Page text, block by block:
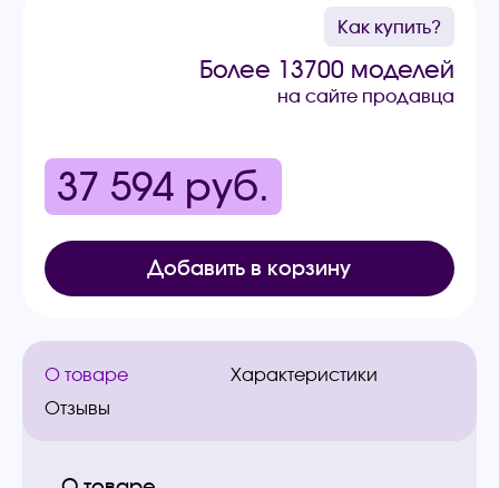
Как купить?
Более 13700 моделей
на сайте продавца
37 594 руб.
Добавить в корзину
О товаре
Характеристики
Отзывы